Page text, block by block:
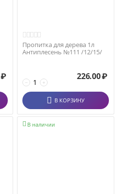
₽
Пропитка для дерева 1л
Антиплесень №111 /12/15/
+
−
226.00₽
В КОРЗИНУ
В наличии
